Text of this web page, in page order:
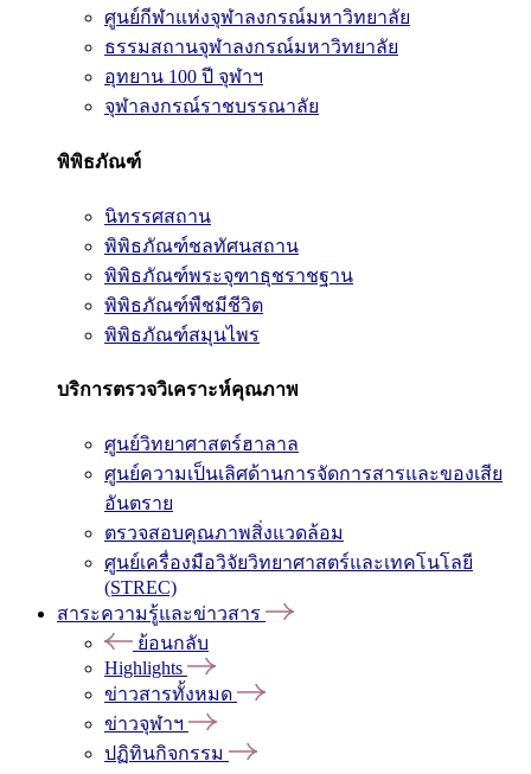
ศูนย์กีฬาแห่งจุฬาลงกรณ์มหาวิทยาลัย
ธรรมสถานจุฬาลงกรณ์มหาวิทยาลัย
อุทยาน 100 ปี จุฬาฯ
จุฬาลงกรณ์ราชบรรณาลัย
พิพิธภัณฑ์
นิทรรศสถาน
พิพิธภัณฑ์ชลทัศนสถาน
พิพิธภัณฑ์พระจุฑาธุชราชฐาน
พิพิธภัณฑ์พืชมีชีวิต
พิพิธภัณฑ์สมุนไพร
บริการตรวจวิเคราะห์คุณภาพ
ศูนย์วิทยาศาสตร์ฮาลาล
ศูนย์ความเป็นเลิศด้านการจัดการสารและของเสีย
อันตราย
ตรวจสอบคุณภาพสิ่งแวดล้อม
ศูนย์เครื่องมือวิจัยวิทยาศาสตร์และเทคโนโลยี
(STREC)
สาระความรู้และข่าวสาร
ย้อนกลับ
Highlights
ข่าวสารทั้งหมด
ข่าวจุฬาฯ
ปฏิทินกิจกรรม